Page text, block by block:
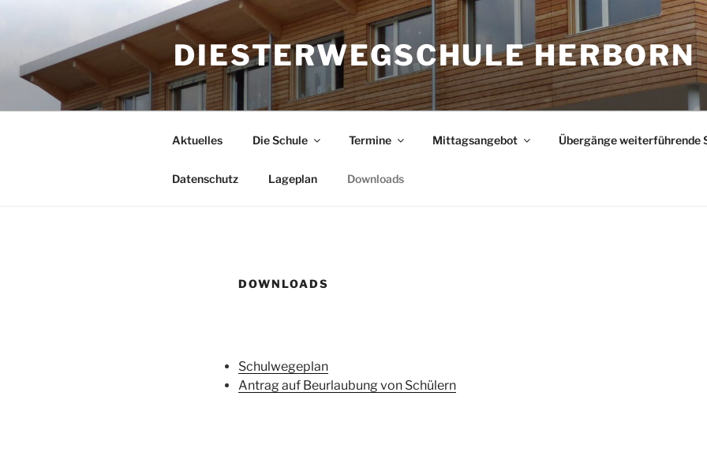
DIESTERWEGSCHULE HERBORN
Aktuelles Die Schule Termine Mittagsangebot Übergänge weiterführende
Datenschutz Lageplan Downloads
DOWNLOADS
Schulwegeplan
Antrag auf Beurlaubung von Schülern